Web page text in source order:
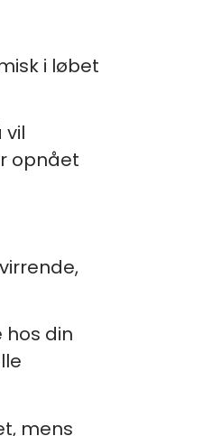
i løbet
vil
opnået
hos din
mens